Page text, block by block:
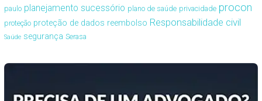
paulo planejamento sucessório plano de saúde privacidade procon
proteção proteção de dados reembolso Responsabilidade civil
Saúde segurança Serasa